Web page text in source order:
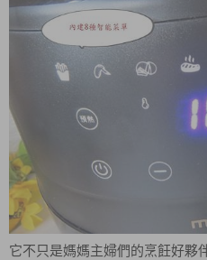
它不只是媽媽主婦們的烹飪好夥